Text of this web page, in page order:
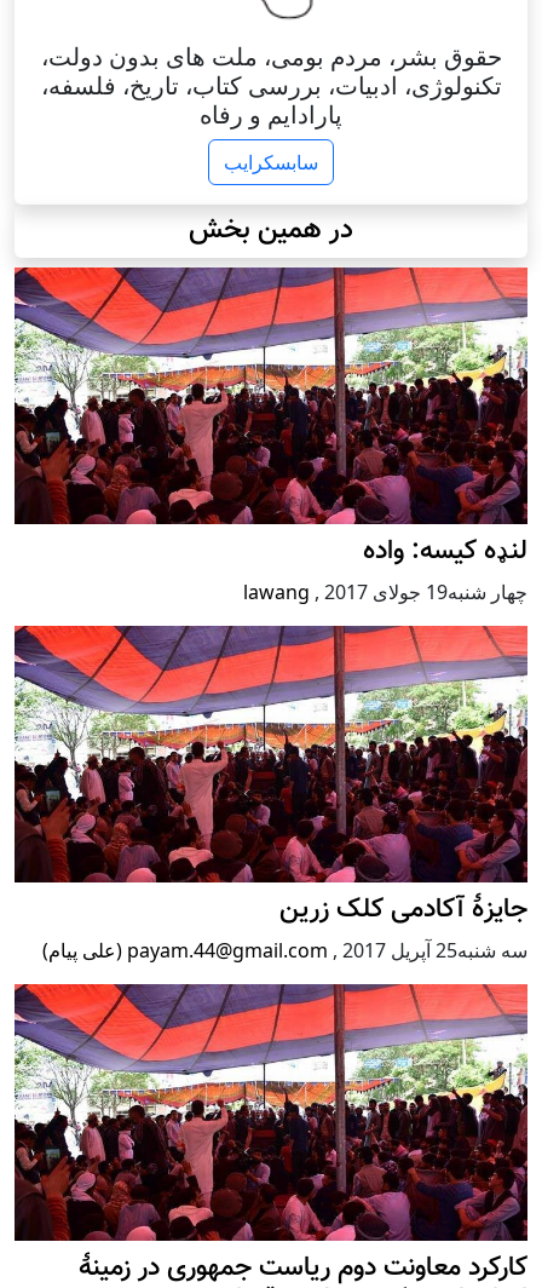
حقوق بشر، مردم بومی، ملت های بدون دولت،
تکنولوژی، ادبیات، بررسی کتاب، تاریخ، فلسفه،
پارادایم و رفاه
سابسکرایب
در همین بخش
لنډه کیسه: واده
چهار شنبه19 جولای 2017 ,
lawang
جایزۀ آکادمی کلک زرین
سه شنبه25 آپریل 2017 , payam.44@gmail.com (علی پیام)
کارکرد معاونت دوم ریاست جمهوری در زمینۀ